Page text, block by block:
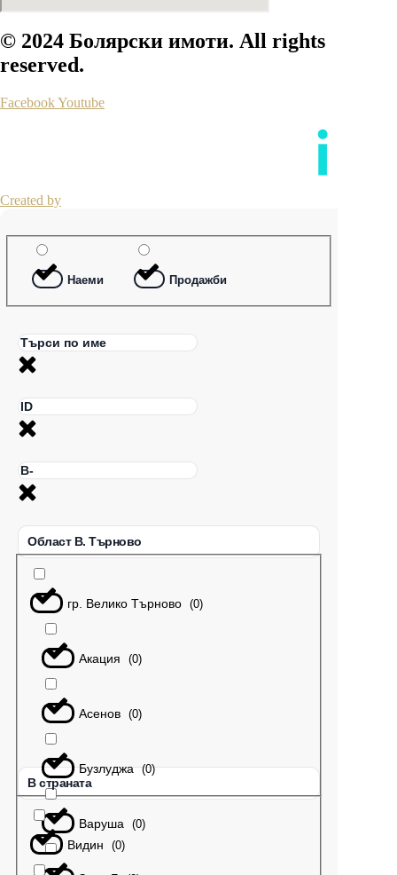
© 2024 Болярски имоти. All rights
reserved.
FacebookYoutube
Created by
Наеми Продажби
Област В. Търново
гр. Велико Търново (0)
Акация (0)
Асенов (0)
Бузлуджа (0)
Варуша (0)
В страната
Видин (0)